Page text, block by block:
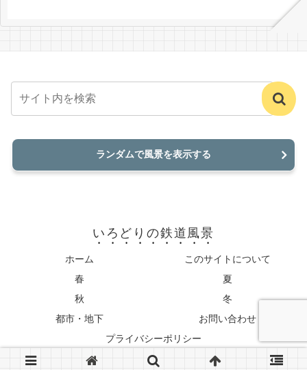
ランダムで風景を表示する
いろどりの鉄道風景
ホーム
このサイトについて
春
夏
秋
冬
都市・地下
お問い合わせ
プライバシーポリシー
© 2022-2026 いろどりの鉄道風景.